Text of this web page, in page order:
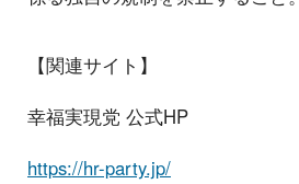
【関連サイト】
幸福実現党 公式HP
https://hr-party.jp/